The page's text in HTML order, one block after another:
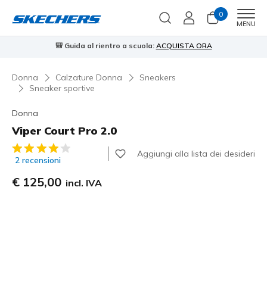
0
MENU
Skechers VIP:reso gratuito entro 45 giorni per i memberi
Donna Calzature Donna
Sneakers
Sneaker sportive
Donna
Viper Court Pro 2.0
Valutazione cliente 3,6 su 5
2 recensioni
Aggiungi alla lista dei desideri
€ 125,00 incl. IVA